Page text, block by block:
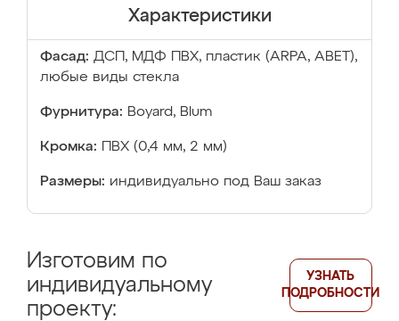
Характеристики
Фасад: ДСП, МДФ ПВХ, пластик (ARPA, ABET),
любые виды стекла
Фурнитура: Boyard, Blum
Кромка: ПВХ (0,4 мм, 2 мм)
Размеры: индивидуально под Ваш заказ
Изготовим по
индивидуальному
проекту:
УЗНАТЬ
ПОДРОБНОСТИ